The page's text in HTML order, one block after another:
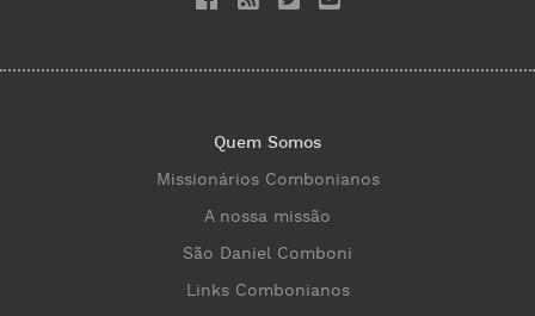
Quem Somos
Missionários Combonianos
A nossa missão
São Daniel Comboni
Links Combonianos